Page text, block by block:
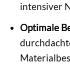
intensiver
Optimale